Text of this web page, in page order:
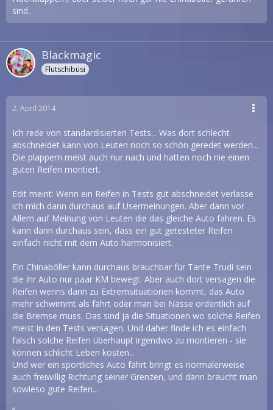
sind..
Blackmagic
Flutschibüsi
2. April 2014
Ich rede von standardisierten Tests... Was dort schlecht
abschneidet kann von Leuten noch so schön geredet werden...
Die plappern meist auch nur nach und hatten noch nie einen
guten Reifen montiert.
Edit meint: Wenn ein Reifen in Tests gut abschneidet verlasse
ich mich dann durchaus auf Usermeinungen. Aber dann vor
Allem auf Meinung von Leuten die das gleiche Auto fahren. Es
kann dann durchaus sein, dass ein gut getesteter Reifen
einfach nicht mit dem Auto harmonisiert.
Ein Chinaböller kann durchaus brauchbar für Tante Trudi sein
die ihr Auto nur paar KM bewegt. Aber auch dort versagen die
Reifen wenns dann zu Extremsituationen kommt, das Auto
mehr schwimmt als fährt oder man bei Nässe ordentlich auf
die Bremse muss. Das sind ja die Situationen wo solche Reifen
meist in den Tests versagen. Und daher finde ich es einfach
falsch solche Reifen überhaupt irgendwo zu montieren - sie
können schlicht Leben kosten...
Und wer ein sportliches Auto fährt bringt es normalerweise
auch freiwillig Richtung seiner Grenzen, und dann braucht man
sowieso gute Reifen...